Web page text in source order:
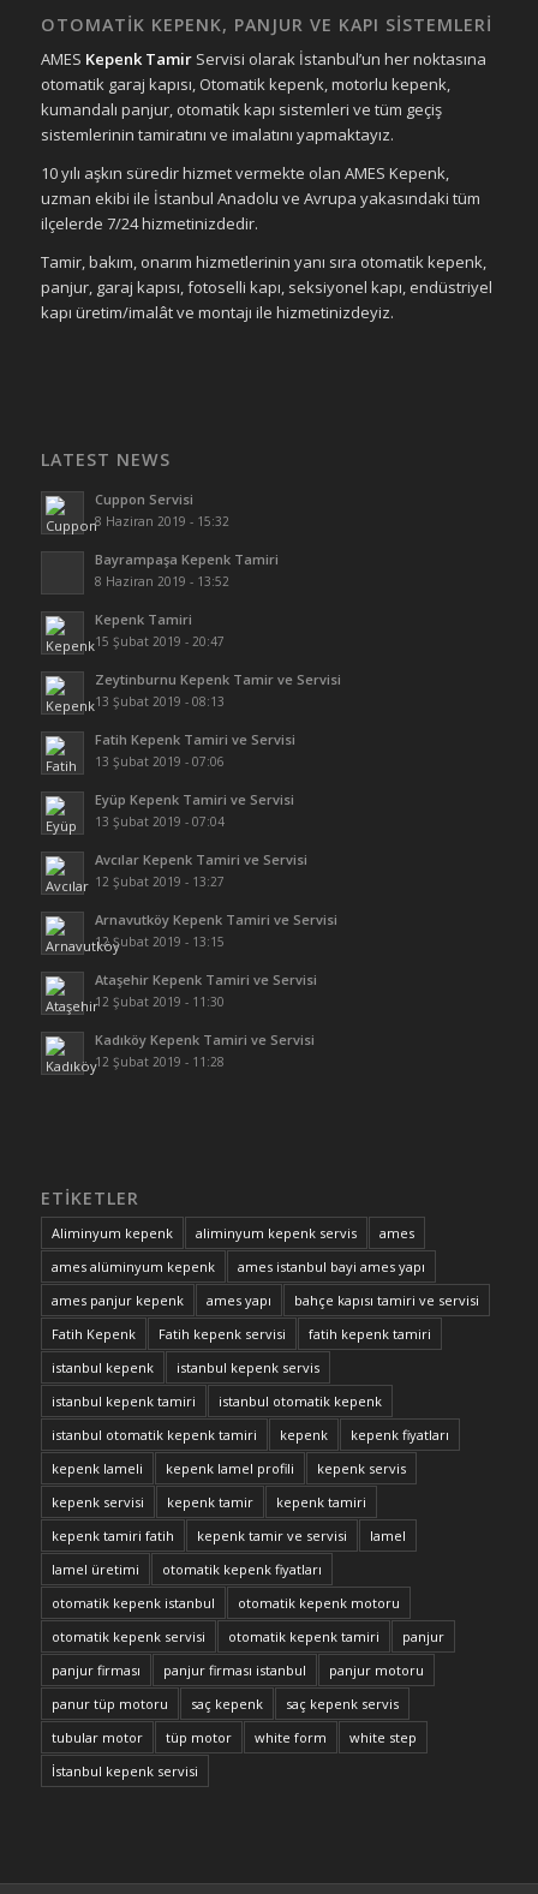
OTOMATİK KEPENK, PANJUR VE KAPI SİSTEMLERİ
AMES Kepenk Tamir Servisi olarak İstanbul’un her noktasına
otomatik garaj kapısı, Otomatik kepenk, motorlu kepenk,
kumandalı panjur, otomatik kapı sistemleri ve tüm geçiş
sistemlerinin tamiratını ve imalatını yapmaktayız.
10 yılı aşkın süredir hizmet vermekte olan AMES Kepenk,
uzman ekibi ile İstanbul Anadolu ve Avrupa yakasındaki tüm
ilçelerde 7/24 hizmetinizdedir.
Tamir, bakım, onarım hizmetlerinin yanı sıra otomatik kepenk,
panjur, garaj kapısı, fotoselli kapı, seksiyonel kapı, endüstriyel
kapı üretim/imalât ve montajı ile hizmetinizdeyiz.
LATEST NEWS
Cuppon Servisi
8 Haziran 2019 - 15:32
Bayrampaşa Kepenk Tamiri
8 Haziran 2019 - 13:52
Kepenk Tamiri
15 Şubat 2019 - 20:47
Zeytinburnu Kepenk Tamir ve Servisi
13 Şubat 2019 - 08:13
Fatih Kepenk Tamiri ve Servisi
13 Şubat 2019 - 07:06
Eyüp Kepenk Tamiri ve Servisi
13 Şubat 2019 - 07:04
Avcılar Kepenk Tamiri ve Servisi
12 Şubat 2019 - 13:27
Arnavutköy Kepenk Tamiri ve Servisi
12 Şubat 2019 - 13:15
Ataşehir Kepenk Tamiri ve Servisi
12 Şubat 2019 - 11:30
Kadıköy Kepenk Tamiri ve Servisi
12 Şubat 2019 - 11:28
ETIKETLER
Aliminyum kepenk aliminyum kepenk servis
ames
ames alüminyum kepenk
ames istanbul bayi ames yapı
ames panjur kepenk
ames yapı
bahçe kapısı tamiri ve servisi
Fatih Kepenk
Fatih kepenk servisi
fatih kepenk tamiri
istanbul kepenk
istanbul kepenk servis
istanbul kepenk tamiri
istanbul otomatik kepenk
istanbul otomatik kepenk tamiri
kepenk
kepenk fiyatları
kepenk lameli
kepenk lamel profili
kepenk servis
kepenk servisi
kepenk tamir
kepenk tamiri
kepenk tamiri fatih
kepenk tamir ve servisi
lamel
lamel üretimi
otomatik kepenk fiyatları
otomatik kepenk istanbul
otomatik kepenk motoru
otomatik kepenk servisi
otomatik kepenk tamiri
panjur
panjur firması
panjur firması istanbul
panjur motoru
panur tüp motoru
saç kepenk
saç kepenk servis
tubular motor
tüp motor white form
white step
İstanbul kepenk servisi